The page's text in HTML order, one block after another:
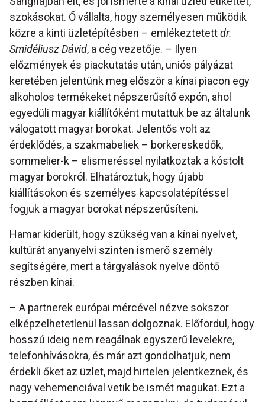
szokásokat. Ő vállalta, hogy személyesen működik
közre a kinti üzletépítésben – emlékeztetettdr.
Smidéliusz Dávid, a cég vezetője. – Ilyen
előzmények és piackutatás után, uniós pályázat
keretében jelentünk meg először a kínai piacon egy
alkoholos termékeket népszerűsítő expón, ahol
egyedüli magyar kiállítóként mutattuk be az általunk
válogatott magyar borokat. Jelentős volt az
érdeklődés, a szakmabeliek – borkereskedők,
sommelier-k – elismeréssel nyilatkoztak a kóstolt
magyar borokról. Elhatároztuk, hogy újabb
kiállításokon és személyes kapcsolatépítéssel
fogjuk a magyar borokat népszerűsíteni.
Hamar kiderült, hogy szükség van a kínai nyelvet,
kultúrát anyanyelvi szinten ismerő személy
segítségére, mert a tárgyalások nyelve döntő
részben kínai.
– A partnerek európai mércével nézve sokszor
elképzelhetetlenül lassan dolgoznak. Előfordul, hogy
hosszú ideig nem reagálnak egyszerű levelekre,
telefonhívásokra, és már azt gondolhatjuk, nem
érdekli őket az üzlet, majd hirtelen jelentkeznek, és
nagy vehemenciával vetik be ismét magukat. Ezt a